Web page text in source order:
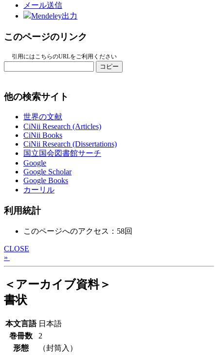
メール送信
Mendeley出力
このページのリンク
引用にはこちらのURLをご利用ください
コピー
他の検索サイト
世界の文献
CiNii Research (Articles)
CiNii Books
CiNii Research (Dissertations)
国立国会図書館サーチ
Google
Google Scholar
Google Books
カーリル
利用統計
このページへのアクセス：58回
CLOSE
»
＜アーカイブ資料＞
書状
本文言語 日本語
巻冊数
2
形態
（封筒入）